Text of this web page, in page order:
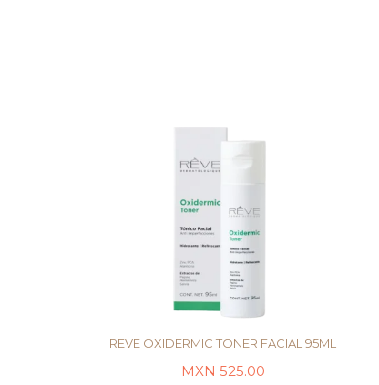
REVE OXIDERMIC TONER FACIAL 95ML
525.00